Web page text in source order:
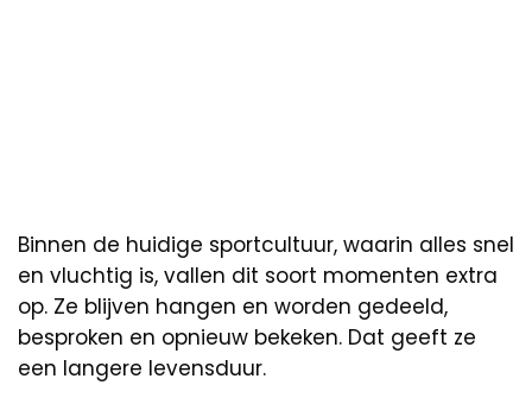
Binnen de huidige sportcultuur, waarin alles snel
en vluchtig is, vallen dit soort momenten extra
op. Ze blijven hangen en worden gedeeld,
besproken en opnieuw bekeken. Dat geeft ze
een langere levensduur.